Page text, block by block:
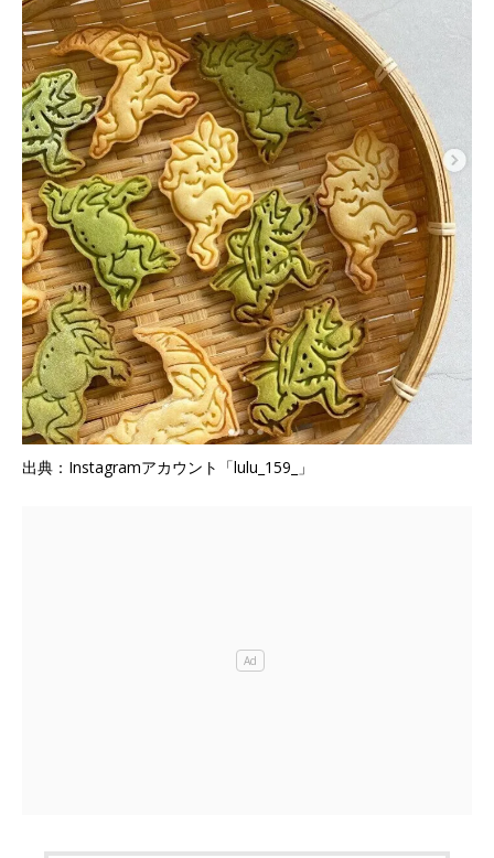
出典：Instagramアカウント「lulu_159_」